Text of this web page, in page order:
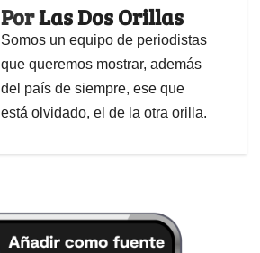
PorLas Dos Orillas
Somos un equipo de periodistas
que queremos mostrar, además
del país de siempre, ese que
está olvidado, el de la otra orilla.